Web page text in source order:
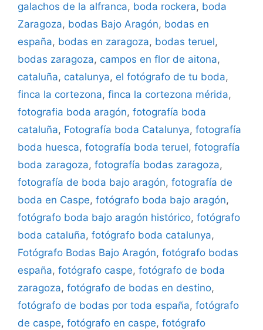
galachos de la alfranca, boda rockera, boda
Zaragoza, bodas Bajo Aragón, bodas en
españa, bodas en zaragoza, bodas teruel,
bodas zaragoza, campos en flor de aitona,
cataluña, catalunya, el fotógrafo de tu boda,
finca la cortezona, finca la cortezona mérida,
fotografia boda aragón, fotografía boda
cataluña, Fotografía boda Catalunya, fotografía
boda huesca, fotografía boda teruel, fotografía
boda zaragoza, fotografía bodas zaragoza,
fotografía de boda bajo aragón, fotografía de
boda en Caspe, fotógrafo boda bajo aragón,
fotógrafo boda bajo aragón histórico, fotógrafo
boda cataluña, fotógrafo boda catalunya,
Fotógrafo Bodas Bajo Aragón, fotógrafo bodas
españa, fotógrafo caspe, fotógrafo de boda
zaragoza, fotógrafo de bodas en destino,
fotógrafo de bodas por toda españa, fotógrafo
de caspe, fotógrafo en caspe, fotógrafo